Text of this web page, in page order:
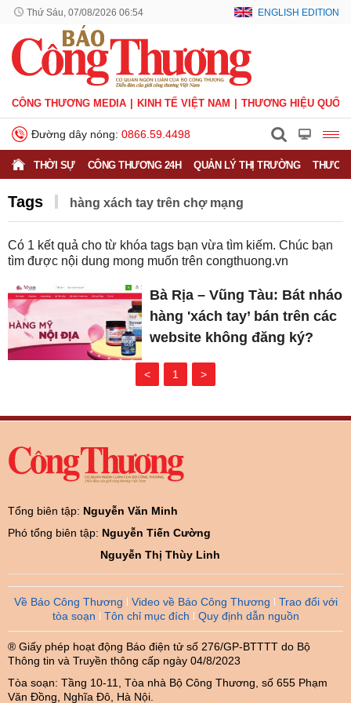
Thứ Sáu, 07/08/2026 06:54 ENGLISH EDITION
CÔNG THƯƠNG MEDIA KINH TẾ VIỆT NAM THƯƠNG HIỆU QUỐC
Đường dây nóng: 0866.59.4498
THỜI SỰ CÔNG THƯƠNG 24H QUẢN LÝ THỊ TRƯỜNG
Tags hàng xách tay trên chợ mạng
Có 1 kết quả cho từ khóa tags bạn vừa tìm kiếm. Chúc bạn
tìm được nội dung mong muốn trên congthuong.vn
Bà Rịa – Vũng Tàu: Bát nháo
hàng 'xách tay’ bán trên các
website không đăng ký?
< 1 >
Tổng biên tập: Nguyễn Văn Minh
Phó tổng biên tập: Nguyễn Tiến Cường
Nguyễn Thị Thùy Linh
Về Báo Công Thương Video về Báo Công Thương
Trao đổi với
tòa soạn
Tôn chỉ mục đích Quy định dẫn nguồn
® Giấy phép hoạt động Báo điện tử số 276/GP-BTTTT do Bộ
Thông tin và Truyền thông cấp ngày 04/8/2023
Tòa soạn: Tầng 10-11, Tòa nhà Bộ Công Thương, số 655 Phạm
Văn Đồng, Nghĩa Đô, Hà Nội.